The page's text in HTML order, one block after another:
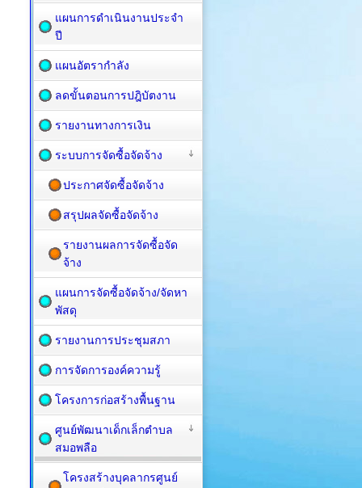
แผนการดำเนินงานประจำ
ปี
แผนอัตรากำลัง
ลดขั้นตอนการปฎิบัตงาน
รายงานทางการเงิน
ระบบการจัดซื้อจัดจ้าง
ประกาศจัดซื้อจัดจ้าง
สรุปผลจัดซื้อจัดจ้าง
รายงานผลการจัดซื้อจัด
จ้าง
แผนการจัดซื้อ​จัดจ้าง/จัดหา
พัสดุ
รายงานการประชุมสภา
การจัดการองค์ความรู้
โครงการก่อสร้างพื้นฐาน
ศูนย์พัฒนาเด็กเล็กตำบล
สมอพลือ
โครงสร้างบุคลากรศูนย์